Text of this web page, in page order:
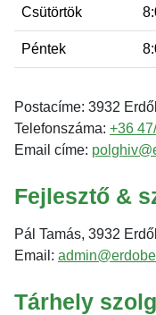
Csütörtök
Péntek
Postacíme: 3932
Telefonszáma: +36
Email címe:
Fejlesztő &
Pál Tamás, 3932
Email:
Tárhely